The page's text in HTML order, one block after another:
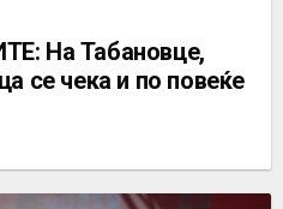
На Табановце,
се чека и по повеќе